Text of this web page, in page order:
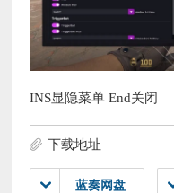
INS显隐菜单 End关闭
下载地址
蓝奏网盘